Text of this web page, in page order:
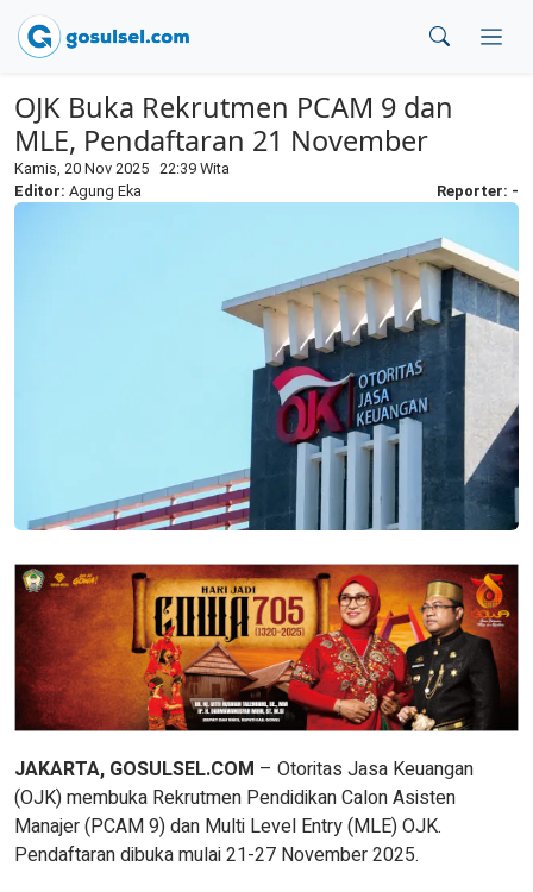
OJK Buka Rekrutmen PCAM 9 dan
MLE, Pendaftaran 21 November
Kamis, 20 Nov 2025 22:39 Wita
Editor: Agung Eka Reporter: -
JAKARTA, GOSULSEL.COM – Otoritas Jasa Keuangan
(OJK) membuka Rekrutmen Pendidikan Calon Asisten
Manajer (PCAM 9) dan Multi Level Entry (MLE) OJK.
Pendaftaran dibuka mulai 21-27 November 2025.